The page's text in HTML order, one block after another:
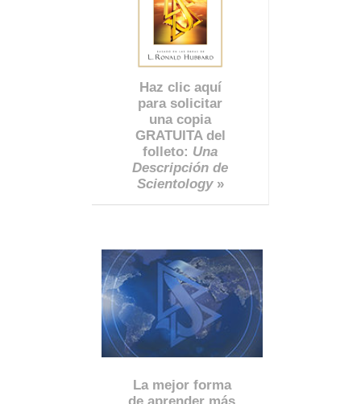
Haz clic aquí
para solicitar
una copia
GRATUITA del
folleto: Una
Descripción de
Scientology»
La mejor forma